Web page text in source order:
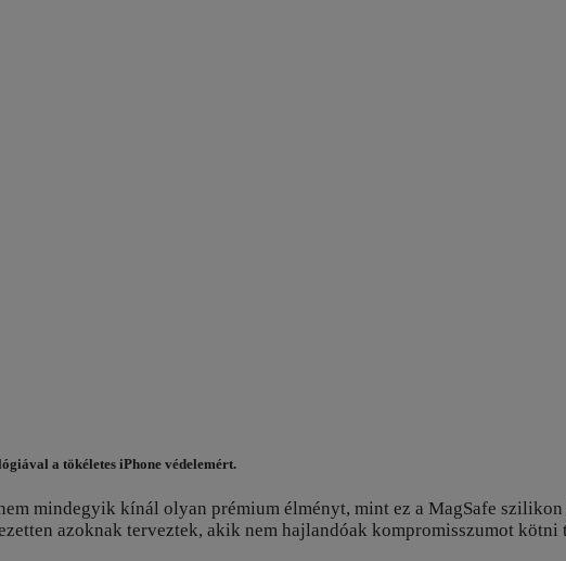
a tökéletes iPhone védelemért.
mindegyik kínál olyan prémium élményt, mint ez a MagSafe
azoknak terveztek, akik nem hajlandóak kompromisszumot